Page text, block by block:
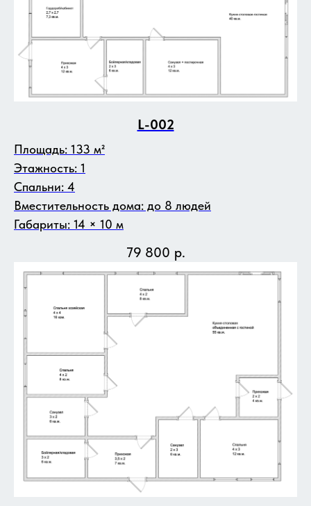
L-002
Площадь: 133 м²
Этажность: 1
Спальни: 4
Вместительность дома: до 8 людей
Габариты: 14 × 10 м
79 800 р.